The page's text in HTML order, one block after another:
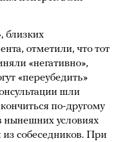
близких
отметили, что тот
«негативно»,
«переубедить»
шли
по-другому
нынешних условиях
собеседников. При